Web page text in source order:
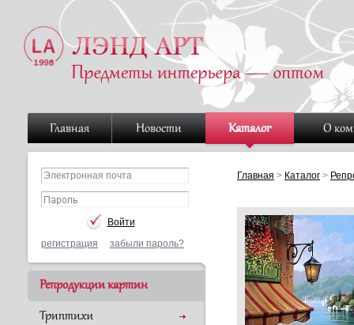
Главная Новости Каталог О
регистрация забыли пароль?
Репродукции картин
Триптихи
Главная > Каталог >